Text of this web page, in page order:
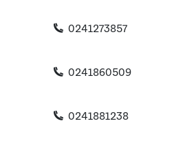
0241273857
0241860509
0241881238